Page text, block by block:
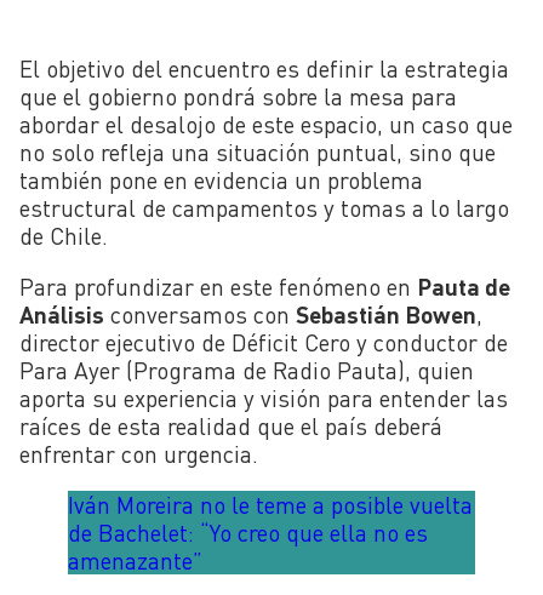
El objetivo del encuentro es definir la estrategia
que el gobierno pondrá sobre la mesa para
abordar el desalojo de este espacio, un caso que
no solo refleja una situación puntual, sino que
también pone en evidencia un problema
estructural de campamentos y tomas a lo largo
de Chile.
Para profundizar en este fenómeno en Pauta de
Análisis conversamos con Sebastián Bowen,
director ejecutivo de Déficit Cero y conductor de
Para Ayer (Programa de Radio Pauta), quien
aporta su experiencia y visión para entender las
raíces de esta realidad que el país deberá
enfrentar con urgencia.
Iván Moreira no le teme a posible vuelta
de Bachelet: “Yo creo que ella no es
amenazante”